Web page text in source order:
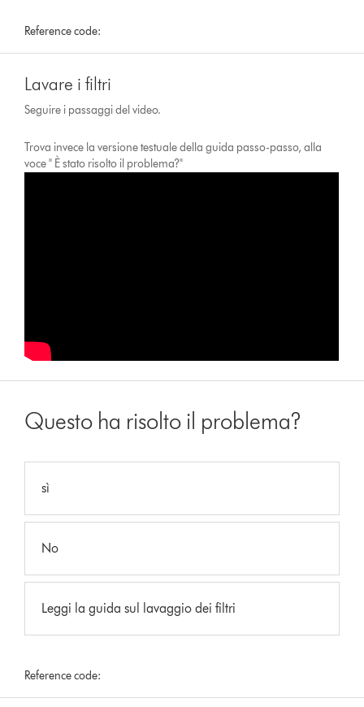
Reference code:
Lavare i filtri
Seguire i passaggi del video.
Trova invece la versione testuale della guida passo-passo, alla
voce " È stato risolto il problema?"
Questo ha risolto il problema?
sì
No
Leggi la guida sul lavaggio dei filtri
Reference code: